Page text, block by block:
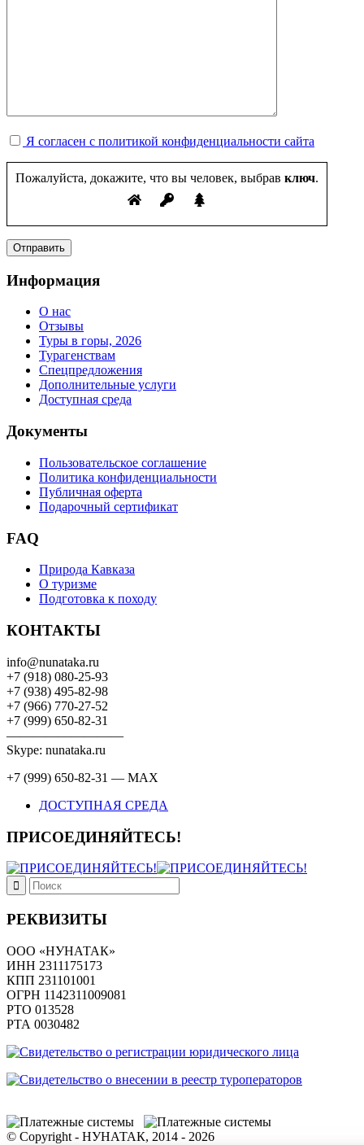
Я согласен с политикой конфиденциальности сайта
Пожалуйста, докажите, что вы человек, выбрав ключ.
Информация
О нас
Отзывы
Туры в горы, 2026
Турагенствам
Спецпредложения
Дополнительные услуги
Доступная среда
Документы
Пользовательское соглашение
Политика конфиденциальности
Публичная оферта
Подарочный сертификат
FAQ
Природа Кавказа
О туризме
Подготовка к походу
КОНТАКТЫ
info@nunataka.ru
+7 (918) 080-25-93
+7 (938) 495-82-98
+7 (966) 770-27-52
+7 (999) 650-82-31
—————————
Skype: nunataka.ru
+7 (999) 650-82-31 — MAX
ДОСТУПНАЯ СРЕДА
ПРИСОЕДИНЯЙТЕСЬ!
РЕКВИЗИТЫ
ООО «НУНАТАК»
ИНН 2311175173
КПП 231101001
ОГРН 1142311009081
PTO 013528
РТА 0030482
© Copyright - НУНАТАК, 2014 - 2026